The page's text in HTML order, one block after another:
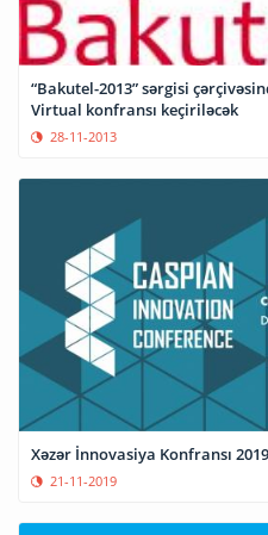
“Bakutel-2013” sərgisi
Virtual konfransı keçiriləcək
28-11-2013
Xəzər İnnovasiya Konfransı
21-11-2019